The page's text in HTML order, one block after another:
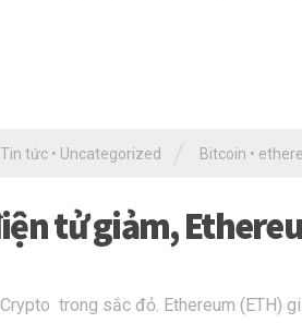
Tin tức • Uncategorized Bitcoin •
tử giảm,
trong sắc đỏ. Ethereum (ETH)